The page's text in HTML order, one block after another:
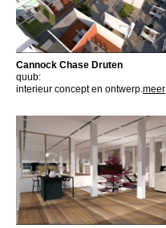
Cannock Chase Druten
quub:
interieur concept en ontwerp.meer